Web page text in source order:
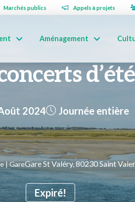
Marchés publics Appels à projets
Aménagement
d’été
2024
Expiré!
Journée entière
| GareGare St Valéry, 80230 Saint